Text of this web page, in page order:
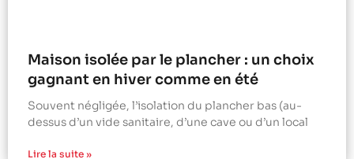
Maison isolée par le plancher : un choix
gagnant en hiver comme en été
Souvent négligée, l’isolation du plancher bas (au-
dessus d’un vide sanitaire, d’une cave ou d’un local
Lire la suite »